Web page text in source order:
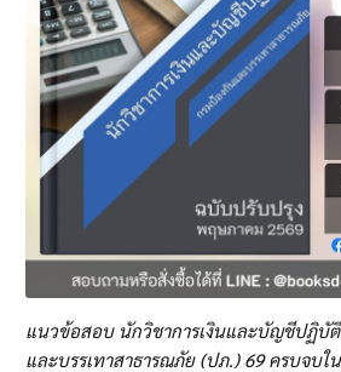
แนวข้อสอบ นักวิชาการเงินและบัญชีปฏิบั
และบรรเทาสาธารณภัย (ปภ.) 69 ครบจบใ